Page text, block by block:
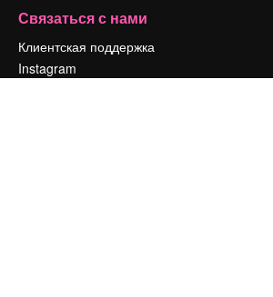
Связаться с нами
Клиентская поддержка
Instagram